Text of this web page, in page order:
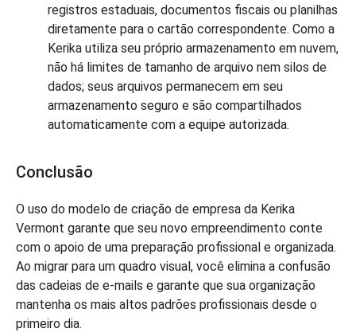
registros estaduais, documentos fiscais ou planilhas
diretamente para o cartão correspondente. Como a
Kerika utiliza seu próprio armazenamento em nuvem,
não há limites de tamanho de arquivo nem silos de
dados; seus arquivos permanecem em seu
armazenamento seguro e são compartilhados
automaticamente com a equipe autorizada.
Conclusão
O uso do modelo de criação de empresa da Kerika
Vermont garante que seu novo empreendimento conte
com o apoio de uma preparação profissional e organizada.
Ao migrar para um quadro visual, você elimina a confusão
das cadeias de e-mails e garante que sua organização
mantenha os mais altos padrões profissionais desde o
primeiro dia.